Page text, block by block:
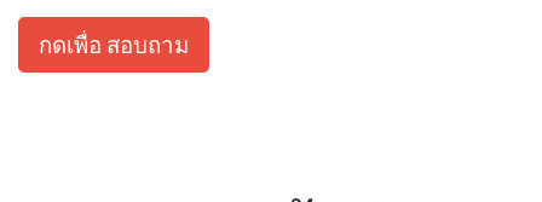
กดเพื่อ สอบถาม